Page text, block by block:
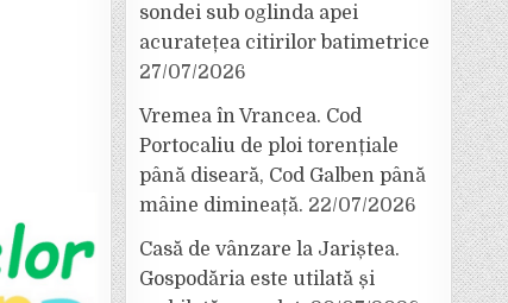
sondei sub oglinda apei
acuratețea citirilor batimetrice
27/07/2026
Vremea în Vrancea. Cod
Portocaliu de ploi torențiale
până diseară, Cod Galben până
mâine dimineață. 22/07/2026
Casă de vânzare la Jariștea.
Gospodăria este utilată și